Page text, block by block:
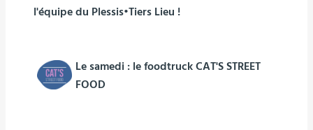
l'équipe du Plessis•Tiers Lieu !
Le samedi : le foodtruck CAT'S STREET
FOOD